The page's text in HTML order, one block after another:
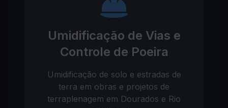
Umidificação de Vias e
Controle de Poeira
Umidificação de solo e estradas de
terra em obras e projetos de
terraplenagem em Dourados e Rio